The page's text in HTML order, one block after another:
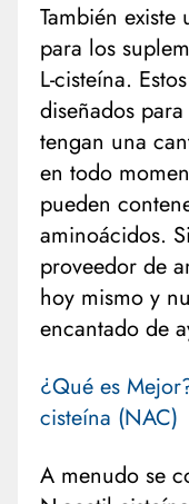
También
para los
L-cisteína.
diseñados
tengan una
en todo
pueden
aminoácidos.
proveedor de
hoy mismo y
encantado de
¿Qué es
cisteína (NAC)
A menudo se